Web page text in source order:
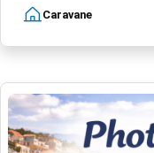
Caravane